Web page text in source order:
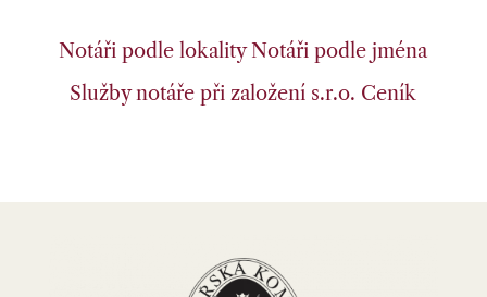
Notáři podle lokality Notáři podle jména
Služby notáře při založení s.r.o. Ceník